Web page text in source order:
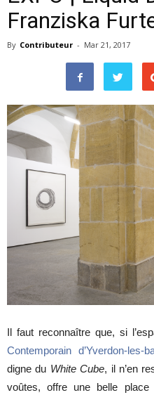
Franziska
By Contributeur - Mar 21, 2017
Il faut reconnaître que, si
Contemporain d’Yverdon-les-
digne du WhiteCube, il n’en
voûtes, offre une belle